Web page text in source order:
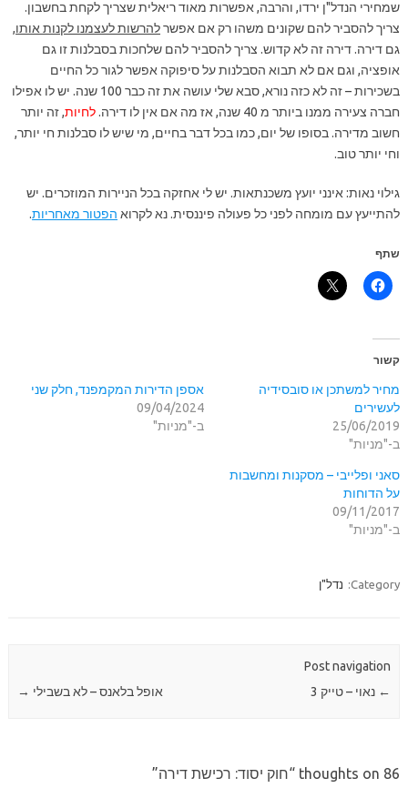
שמחירי הנדל"ן ירדו, והרבה, אפשרות מאוד ריאלית שצריך לקחת בחשבון.
צריך להסביר להם שקונים משהו רק אם אפשרלהרשות לעצמנו לקנות אותו,
גם דירה. דירה זה לא קדוש. צריך להסביר להם שלחכות בסבלנות זו גם
אופציה, וגם אם לא תבוא הסבלנות על סיפוקה אפשר לגור כל החיים
בשכירות – זה לא כזה נורא, סבא שלי עושה את זה כבר 100 שנה. יש לו אפילו
חברה צעירה ממנו ביותר מ 40 שנה, אז מה אם אין לו דירה.
לחיות, זה יותר
חשוב מדירה. בסופו של יום, כמו בכל דבר בחיים, מי שיש לו סבלנות חי יותר,
וחי יותר טוב.
גילוי נאות: אינני יועץ משכנתאות. יש לי אחזקה בכל הניירות המוזכרים. יש
להתייעץ עם מומחה לפני כל פעולה פיננסית. נא לקרואהפטור מאחריות.
שתף
קשור
מחיר למשתכן או סובסידיה
לעשירים
25/06/2019
ב-"מניות"
אספן הדירות המקמפנד, חלק שני
09/04/2024
ב-"מניות"
סאני ופלייבי – מסקנות ומחשבות
על הדוחות
09/11/2017
ב-"מניות"
Category: נדל"ן
Post navigation
←נאוי – טייק 3 אופל בלאנס – לא בשבילי →
86 thoughts on “ חוק יסוד: רכישת דירה”